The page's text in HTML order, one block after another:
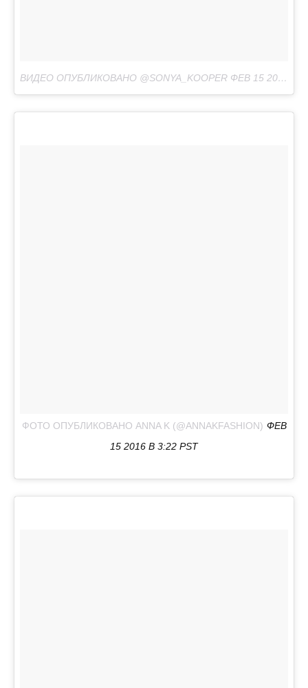
ВИДЕО ОПУБЛИКОВАНО @SONYA_KOOPER ФЕВ 15 2016 В 1:10 PST
ФОТО ОПУБЛИКОВАНО ANNA K (@ANNAKFASHION) ФЕВ
15 2016 В 3:22 PST